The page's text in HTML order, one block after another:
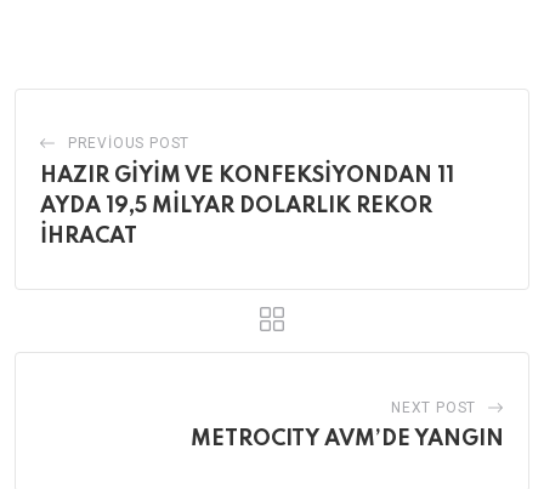
PREVIOUS POST
HAZIR GİYİM VE KONFEKSİYONDAN 11
AYDA 19,5 MİLYAR DOLARLIK REKOR
İHRACAT
NEXT POST
METROCITY AVM’DE YANGIN